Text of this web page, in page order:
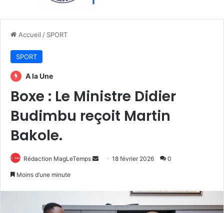
Accueil / SPORT
SPORT
A la Une
Boxe : Le Ministre Didier
Budimbu reçoit Martin
Bakole.
Rédaction MagLeTemps
Envoyer18 février 2026 0
Moins d’une minute